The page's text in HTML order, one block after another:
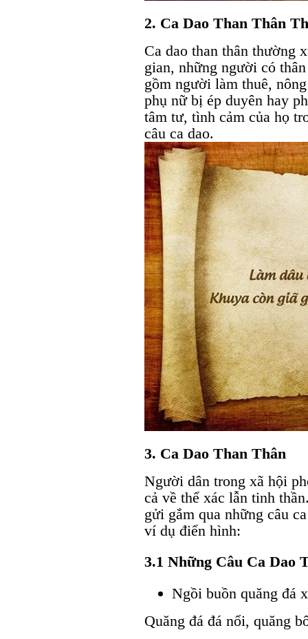
2. Ca Dao Than Thân
Ca dao than thân thường
gian, những người có
gồm người làm thuê,
phụ nữ bị ép duyên hay
tâm tư, tình cảm của họ
câu ca dao.
3. Ca Dao Than Thân
Người dân trong xã hội
cả về thể xác lẫn tinh
gửi gắm qua những câu
ví dụ điển hình:
3.1 Những Câu Ca Dao
Ngồi buồn quăng đá
Quăng đá đá nổi, quăng